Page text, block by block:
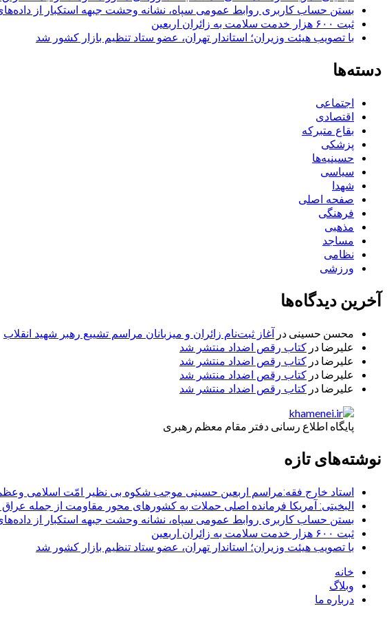
بستن حساب کاربری روابط عمومی سپاه، نشانه‌ وحشت جبهه استکبار از
ثبت ۶۰۰ هزار خدمت سلامت به زائران اربعین
با تصویب هیئت وزیران؛ استاندار تهران، عضو ستاد تنظیم بازار کشور شد
دسته‌ها
اجتماعی
اقتصادی
بقاع متبرکه
پزشکی
حسینیه‌ها
سیاسی
شهدا
صفحه اصلی
فرهنگی
مذهبی
مساجد
نظامی
ورزشی
آخرین دیدگاه‌ها
محسن حسینی در آغاز ثبت‌نام زائران و میزبانان مراسم تشییع رهبر شهید انقلاب
علیرضا در کتاب رقص اضداد منتشر شد
علیرضا در کتاب رقص اضداد منتشر شد
علیرضا در کتاب رقص اضداد منتشر شد
علیرضا در کتاب رقص اضداد منتشر شد
پایگاه اطلاع رسانی دفتر مقام معظم رهبری
نوشته‌های تازه
استاد خارج فقه:مراسم اربعین حسینی موجب شکوه بی نظیر امّت اسلامی
البخیتی: آمریکا فرمانده اصلی حملات به کشورهای محور مقاومت از جمله
بستن حساب کاربری روابط عمومی سپاه، نشانه‌ وحشت جبهه استکبار از
ثبت ۶۰۰ هزار خدمت سلامت به زائران اربعین
با تصویب هیئت وزیران؛ استاندار تهران، عضو ستاد تنظیم بازار کشور شد
خانه
وبلاگ
درباره ما